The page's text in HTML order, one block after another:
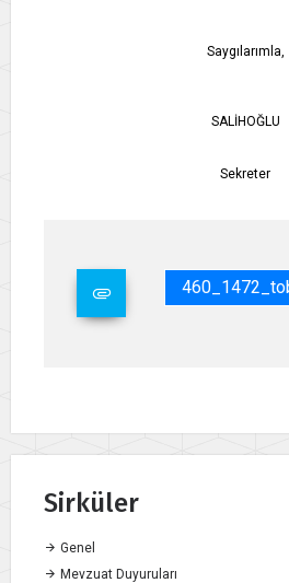
Saygılarımla,
SALİHOĞLU
Sekreter
Sirküler
Genel
Mevzuat Duyuruları